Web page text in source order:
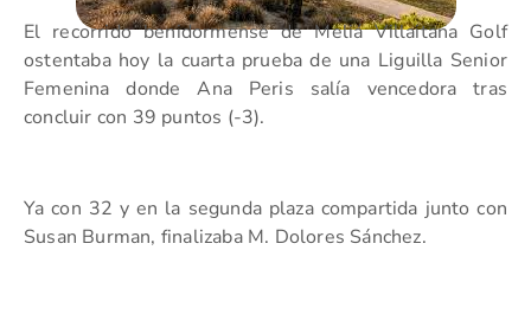
El recorrido benidormense de Meliá Villaitana Golf
ostentaba hoy la cuarta prueba de una Liguilla Senior
Femenina donde Ana Peris salía vencedora tras
concluir con 39 puntos (-3).
Ya con 32 y en la segunda plaza compartida junto con
Susan Burman, finalizaba M. Dolores Sánchez.